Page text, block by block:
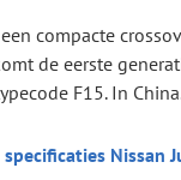
compacte
de eerste
F15. In
Nissan